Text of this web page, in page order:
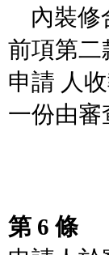
內裝修
前項第二
申請 人
一份由審
第 6 條